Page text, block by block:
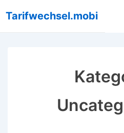
Zum
Tarifwechsel.mobi